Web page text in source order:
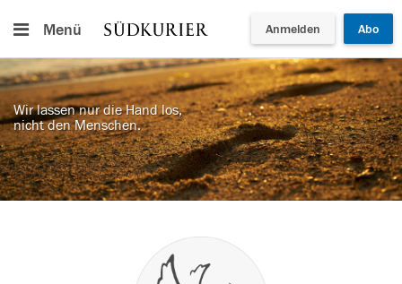
Menü Anmelden Abo
Wir lassen nur die Hand los,
nicht den Menschen.